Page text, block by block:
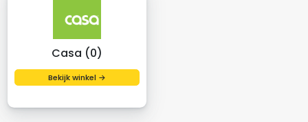
Casa (0)
Bekijk winkel →